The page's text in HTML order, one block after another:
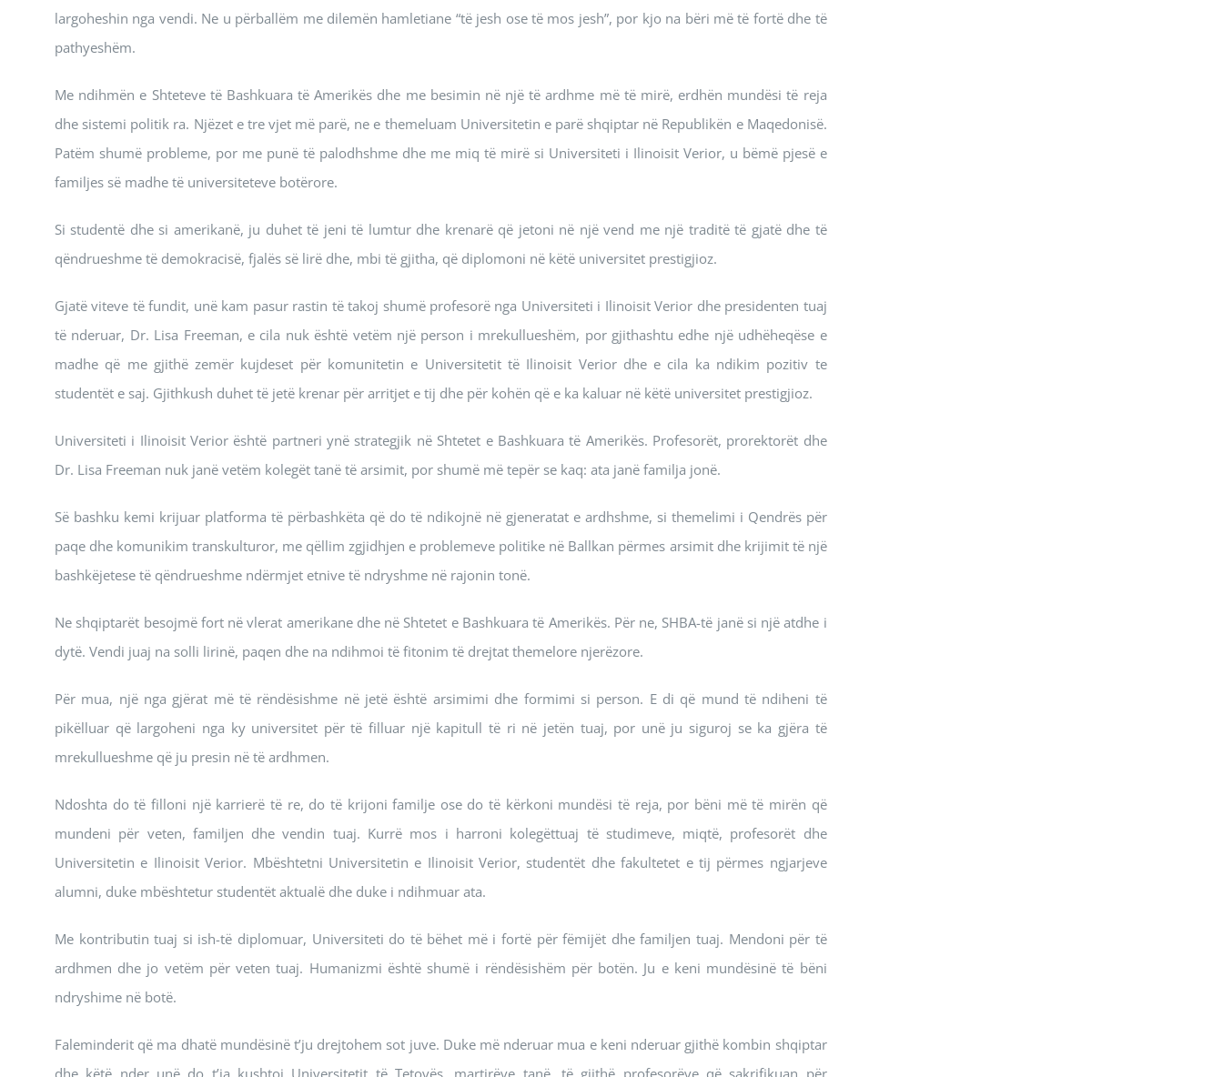
largoheshin nga vendi. Ne u përballëm me dilemën hamletiane “të jesh ose të mos jesh”, por kjo na bëri më të fortë dhe të
pathyeshëm.
Me ndihmën e Shteteve të Bashkuara të Amerikës dhe me besimin në një të ardhme më të mirë, erdhën mundësi të reja
dhe sistemi politik ra. Njëzet e tre vjet më parë, ne e themeluam Universitetin e parë shqiptar në Republikën e Maqedonisë.
Patëm shumë probleme, por me punë të palodhshme dhe me miq të mirë si Universiteti i Ilinoisit Verior, u bëmë pjesë e
familjes së madhe të universiteteve botërore.
Si studentë dhe si amerikanë, ju duhet të jeni të lumtur dhe krenarë që jetoni në një vend me një traditë të gjatë dhe të
qëndrueshme të demokracisë, fjalës së lirë dhe, mbi të gjitha, që diplomoni në këtë universitet prestigjioz.
Gjatë viteve të fundit, unë kam pasur rastin të takoj shumë profesorë nga Universiteti i Ilinoisit Verior dhe presidenten tuaj
të nderuar, Dr. Lisa Freeman, e cila nuk është vetëm një person i mrekullueshëm, por gjithashtu edhe një udhëheqëse e
madhe që me gjithë zemër kujdeset për komunitetin e Universitetit të Ilinoisit Verior dhe e cila ka ndikim pozitiv te
studentët e saj. Gjithkush duhet të jetë krenar për arritjet e tij dhe për kohën që e ka kaluar në këtë universitet prestigjioz.
Universiteti i Ilinoisit Verior është partneri ynë strategjik në Shtetet e Bashkuara të Amerikës. Profesorët, prorektorët dhe
Dr. Lisa Freeman nuk janë vetëm kolegët tanë të arsimit, por shumë më tepër se kaq: ata janë familja jonë.
Së bashku kemi krijuar platforma të përbashkëta që do të ndikojnë në gjeneratat e ardhshme, si themelimi i Qendrës për
paqe dhe komunikim transkulturor, me qëllim zgjidhjen e problemeve politike në Ballkan përmes arsimit dhe krijimit të një
bashkëjetese të qëndrueshme ndërmjet etnive të ndryshme në rajonin tonë.
Ne shqiptarët besojmë fort në vlerat amerikane dhe në Shtetet e Bashkuara të Amerikës. Për ne, SHBA-të janë si një atdhe i
dytë. Vendi juaj na solli lirinë, paqen dhe na ndihmoi të fitonim të drejtat themelore njerëzore.
Për mua, një nga gjërat më të rëndësishme në jetë është arsimimi dhe formimi si person. E di që mund të ndiheni të
pikëlluar që largoheni nga ky universitet për të filluar një kapitull të ri në jetën tuaj, por unë ju siguroj se ka gjëra të
mrekullueshme që ju presin në të ardhmen.
Ndoshta do të filloni një karrierë të re, do të krijoni familje ose do të kërkoni mundësi të reja, por bëni më të mirën që
mundeni për veten, familjen dhe vendin tuaj. Kurrë mos i harroni kolegëttuaj të studimeve, miqtë, profesorët dhe
Universitetin e Ilinoisit Verior. Mbështetni Universitetin e Ilinoisit Verior, studentët dhe fakultetet e tij përmes ngjarjeve
alumni, duke mbështetur studentët aktualë dhe duke i ndihmuar ata.
Me kontributin tuaj si ish-të diplomuar, Universiteti do të bëhet më i fortë për fëmijët dhe familjen tuaj. Mendoni për të
ardhmen dhe jo vetëm për veten tuaj. Humanizmi është shumë i rëndësishëm për botën. Ju e keni mundësinë të bëni
ndryshime në botë.
Faleminderit që ma dhatë mundësinë t’ju drejtohem sot juve. Duke më nderuar mua e keni nderuar gjithë kombin shqiptar